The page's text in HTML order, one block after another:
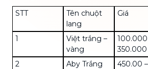
STT
Tên chuột
lang
Giá
1
Việt trắng –
vàng
100.000
350.000
2 Aby Trắng
450.00 –